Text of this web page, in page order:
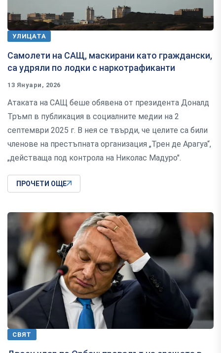
УЛИЦАТА
Самолети на САЩ, маскирани като граждански,
са удряли по лодки с наркотрафиканти
13 Януари, 2026
Атаката на САЩ беше обявена от президента Доналд
Тръмп в публикация в социалните медии на 2
септември 2025 г. В нея се твърди, че целите са били
членове на престъпната организация „Трен де Арагуа“,
„действаща под контрола на Николас Мадуро".
ПРОЧЕТИ ОЩЕ
СВЯТ